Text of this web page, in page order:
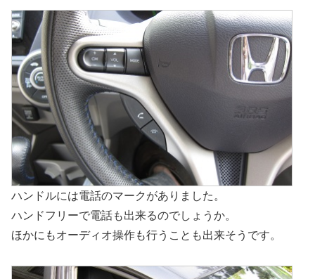
ハンドルには電話のマークがありました。
ハンドフリーで電話も出来るのでしょうか。
ほかにもオーディオ操作も行うことも出来そうです。